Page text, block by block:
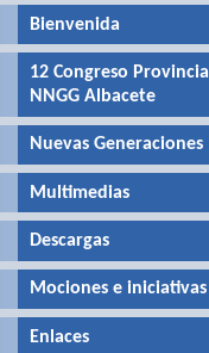
Bienvenida
12 Congreso Provincial
NNGG Albacete
Nuevas Generaciones
Multimedias
Descargas
Mociones e iniciativas
Enlaces